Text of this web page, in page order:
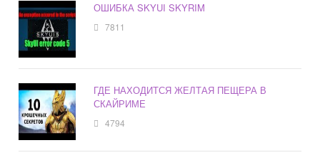
ОШИБКА SKYUI SKYRIM
7811
ГДЕ НАХОДИТСЯ ЖЕЛТАЯ ПЕЩЕРА В
СКАЙРИМЕ
4794